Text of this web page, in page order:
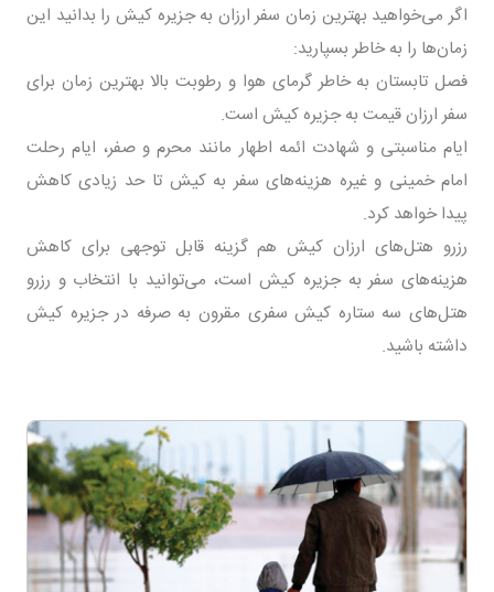
اگر می‌خواهید بهترین زمان سفر ارزان به جزیره کیش را بدانید این
زمان‌ها را به خاطر بسپارید:
فصل تابستان به خاطر گرمای هوا و رطوبت بالا بهترین زمان برای
سفر ارزان قیمت به جزیره کیش است.
ایام مناسبتی و شهادت ائمه اطهار مانند محرم و صفر، ایام رحلت
امام خمینی و غیره هزینه‌های سفر به کیش تا حد زیادی کاهش
پیدا خواهد کرد.
رزرو هتل‌های ارزان کیش هم گزینه قابل توجهی برای کاهش
هزینه‌های سفر به جزیره کیش است، می‌توانید با انتخاب و رزرو
هتل‌های سه ستاره کیش سفری مقرون به صرفه در جزیره کیش
داشته باشید.